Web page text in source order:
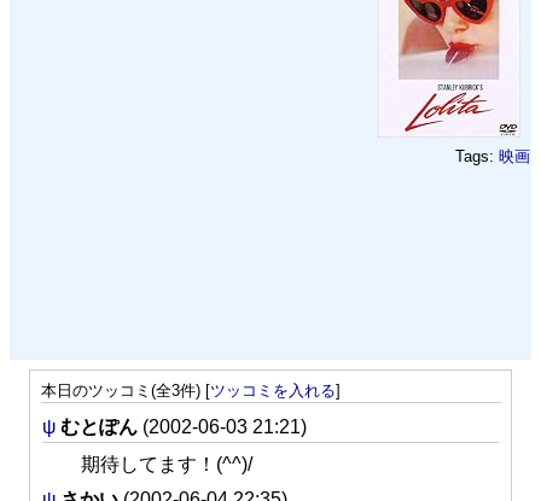
Tags: 映画
本日のツッコミ(全3件) [ツッコミを入れる]
ψ むとぽん (2002-06-03 21:21)
期待してます！(^^)/